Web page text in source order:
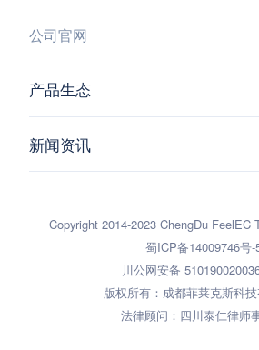
公司官网
产品生态
新闻资讯
Copyright 2014-2023 ChengDu FeelEC
蜀ICP备14009746号-
川公网安备
版权所有：成都菲莱克斯科
法律顾问：四川泰仁律师